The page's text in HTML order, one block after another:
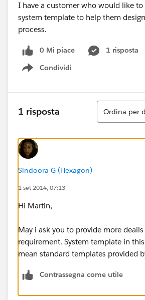
I have a customer who would like
system template to help them
process.
0 Mi piace
1 risposta
Condividi
Show menu
1 risposta
Ordina
Ordina per
Sindoora G (Hexagon)
1 set 2014, 07:13
Hi Martin,
May i ask you to provide more
requirement. System template in
mean standard templates provided
Contrassegna come utile